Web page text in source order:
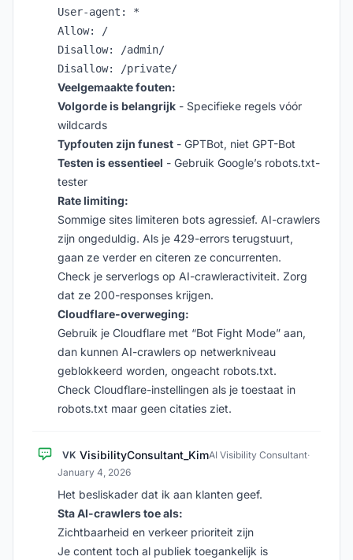
User-agent: *
Allow: /
Disallow: /admin/
Veelgemaakte fouten:
Volgorde is belangrijk - Specifieke regels vóór
wildcards
Typfouten zijn funest - GPTBot, niet GPT-Bot
Testen is essentieel - Gebruik Google’s robots.txt-
tester
Rate limiting:
Sommige sites limiteren bots agressief. AI-crawlers
zijn ongeduldig. Als je 429-errors terugstuurt,
gaan ze verder en citeren ze concurrenten.
Check je serverlogs op AI-crawleractiviteit. Zorg
dat ze 200-responses krijgen.
Cloudflare-overweging:
Gebruik je Cloudflare met “Bot Fight Mode” aan,
dan kunnen AI-crawlers op netwerkniveau
geblokkeerd worden, ongeacht robots.txt.
Check Cloudflare-instellingen als je toestaat in
robots.txt maar geen citaties ziet.
VK VisibilityConsultant_KimAI Visibility Consultant·
January 4, 2026
Het besliskader dat ik aan klanten geef.
Sta AI-crawlers toe als:
Zichtbaarheid en verkeer prioriteit zijn
Je content toch al publiek toegankelijk is